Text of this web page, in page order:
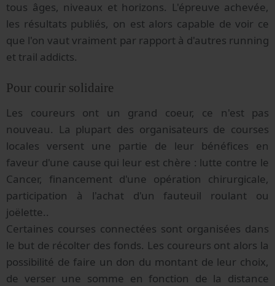
tous âges, niveaux et horizons. L'épreuve achevée,
les résultats publiés, on est alors capable de voir ce
que l'on vaut vraiment par rapport à d'autres running
et trail addicts.
Pour courir solidaire
Les coureurs ont un grand coeur, ce n'est pas
nouveau. La plupart des organisateurs de courses
locales versent une partie de leur bénéfices en
faveur d'une cause qui leur est chère : lutte contre le
Cancer, financement d'une opération chirurgicale,
participation à l'achat d'un fauteuil roulant ou
joëlette..
Certaines courses connectées sont organisées dans
le but de récolter des fonds. Les coureurs ont alors la
possibilité de faire un don du montant de leur choix,
de verser une somme en fonction de la distance